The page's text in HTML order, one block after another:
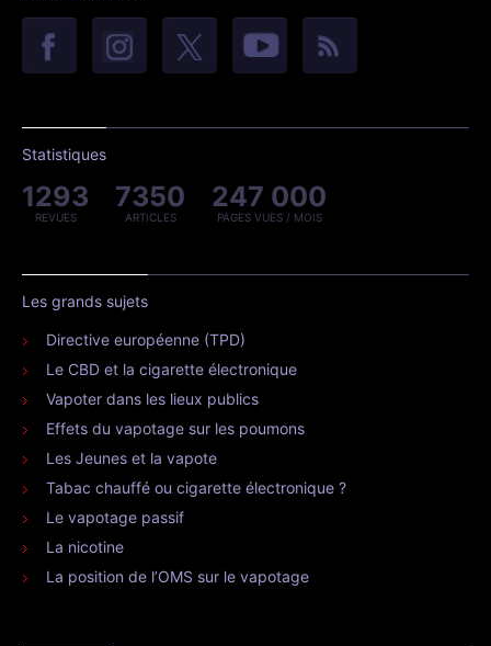
Statistiques
1293
REVUES
7350
ARTICLES
247 000
PAGES VUES / MOIS
Les grands sujets
Directive européenne (TPD)
Le CBD et la cigarette électronique
Vapoter dans les lieux publics
Effets du vapotage sur les poumons
Les Jeunes et la vapote
Tabac chauffé ou cigarette électronique ?
Le vapotage passif
La nicotine
La position de l’OMS sur le vapotage